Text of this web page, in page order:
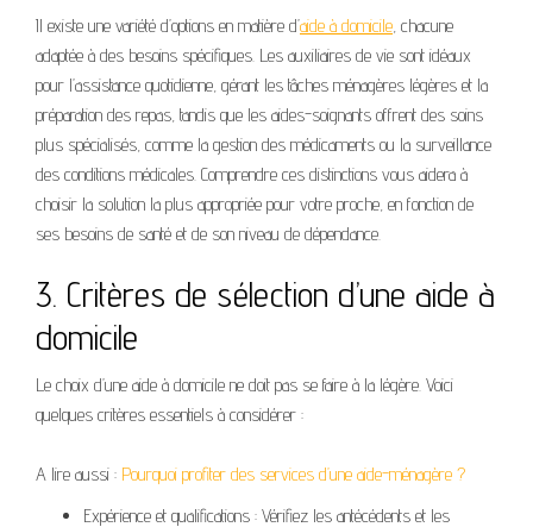
Il existe une variété d’options en matière d’aide à domicile, chacune
adaptée à des besoins spécifiques. Les auxiliaires de vie sont idéaux
pour l’assistance quotidienne, gérant les tâches ménagères légères et la
préparation des repas, tandis que les aides-soignants offrent des soins
plus spécialisés, comme la gestion des médicaments ou la surveillance
des conditions médicales. Comprendre ces distinctions vous aidera à
choisir la solution la plus appropriée pour votre proche, en fonction de
ses besoins de santé et de son niveau de dépendance.
3. Critères de sélection d’une aide à
domicile
Le choix d’une aide à domicile ne doit pas se faire à la légère. Voici
quelques critères essentiels à considérer :
A lire aussi : Pourquoi profiter des services d’une aide-ménagère ?
Expérience et qualifications : Vérifiez les antécédents et les